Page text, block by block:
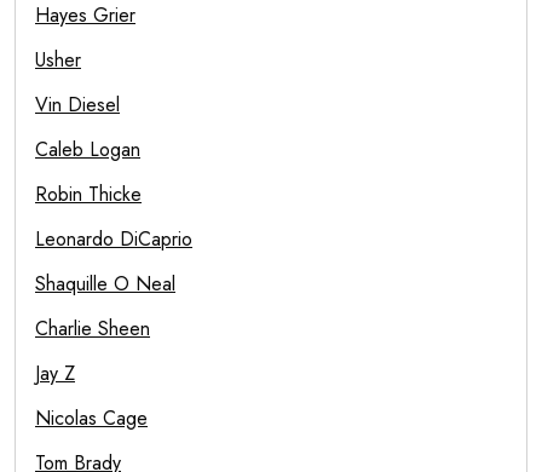
Hayes Grier
Usher
Vin Diesel
Caleb Logan
Robin Thicke
Leonardo DiCaprio
Shaquille O Neal
Charlie Sheen
Jay Z
Nicolas Cage
Tom Brady